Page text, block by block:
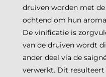
druiven worden met
ochtend om hun
De vinificatie is
van de druiven wordt
ander deel via de
verwerkt. Dit